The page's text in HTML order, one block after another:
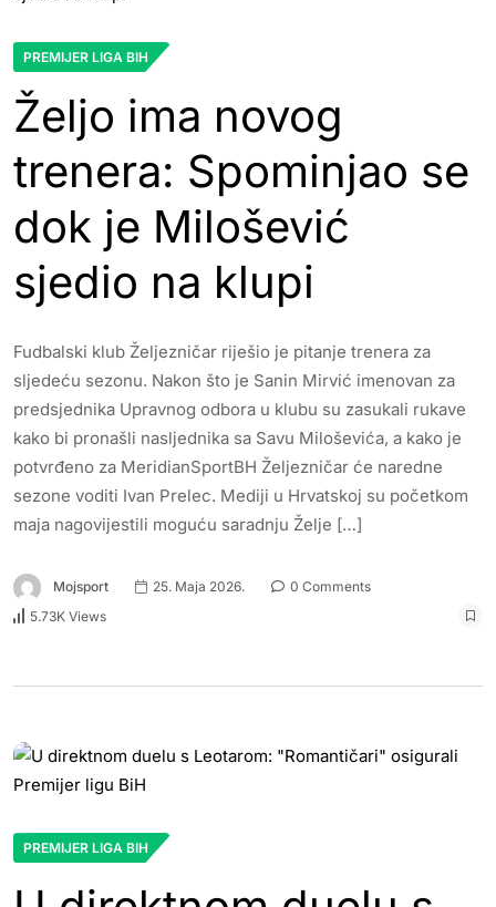
PREMIJER LIGA BIH
Željo ima novog
trenera: Spominjao se
dok je Milošević
sjedio na klupi
Fudbalski klub Željezničar riješio je pitanje trenera za
sljedeću sezonu. Nakon što je Sanin Mirvić imenovan za
predsjednika Upravnog odbora u klubu su zasukali rukave
kako bi pronašli nasljednika sa Savu Miloševića, a kako je
potvrđeno za MeridianSportBH Željezničar će naredne
sezone voditi Ivan Prelec. Mediji u Hrvatskoj su početkom
maja nagovijestili moguću saradnju Želje […]
Mojsport 25. Maja 2026.
0 Comments
5.73K Views
PREMIJER LIGA BIH